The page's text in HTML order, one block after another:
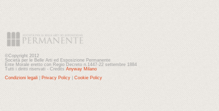
©Copyright 2012
Società per le Belle Arti ed Esposizione Permanente
Ente Morale eretto con Regio Decreto n.1447-22 settembre 1884
Tutti i diritti riservati - Credits Anyway Milano
Condizioni legali
Privacy Policy Cookie Policy